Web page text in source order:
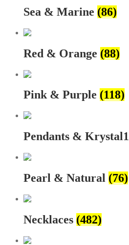
Sea & Marine (86)
Red & Orange (88)
Pink & Purple (118)
Pendants & Krystal1
Pearl & Natural (76)
Necklaces (482)